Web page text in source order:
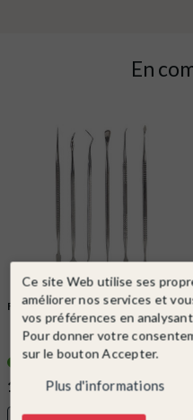
En
FALLER
Ref. 170545
6 Spatules de moulage (Double)-
FALLER 170545
En stock !
17,50 €
Ce site Web utilise ses
améliorer nos services et
vos préférences en
Pour donner votre
sur le bouton Accepter.
Plus d'informations